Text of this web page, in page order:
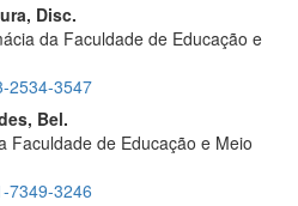
Disc.
da Faculdade de Educação e
2534-3547
Bel.
Faculdade de Educação e Meio
7349-3246